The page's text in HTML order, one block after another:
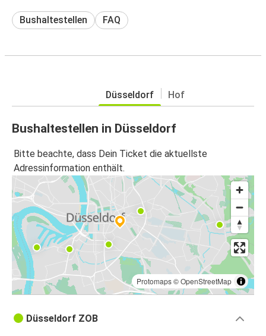
Bushaltestellen FAQ
Düsseldorf Hof
Bushaltestellen in Düsseldorf
Bitte beachte, dass Dein Ticket die aktuellste
Adressinformation enthält.
Protomaps©OpenStreetMap
Düsseldorf ZOB